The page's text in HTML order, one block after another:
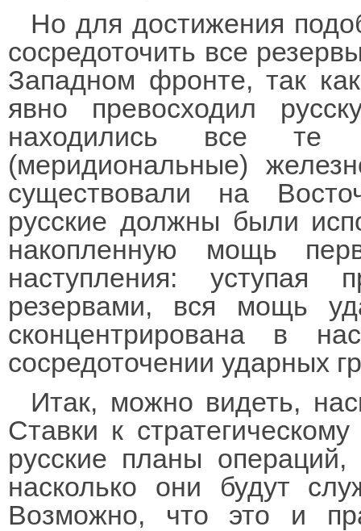
Но для достижения
сосредоточить все
Западном фронте, так
явно превосходил
находились все те
(меридиональные)
существовали на
русские должны были
накопленную мощь
наступления: уступая
резервами, вся мощь
сконцентрирована в
сосредоточении ударных
Итак, можно видеть,
Ставки к
русские планы
насколько они будут
Возможно, что это и